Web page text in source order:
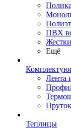
ПВХ
Ещё
Лента
Теплицы